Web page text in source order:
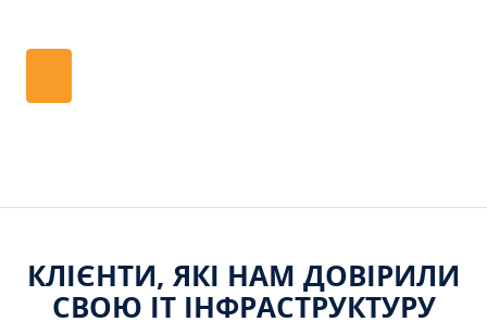
КЛІЄНТИ, ЯКІ НАМ ДОВІРИЛИ
СВОЮ ІТ ІНФРАСТРУКТУРУ